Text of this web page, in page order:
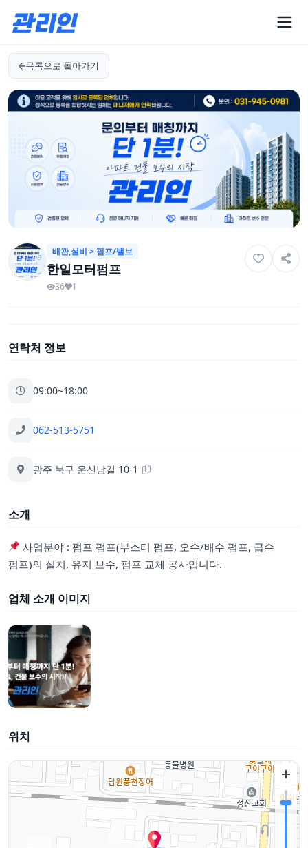
목록으로 돌아가기
배관,설비 > 펌프/밸브
한일모터펌프
36 1
연락처 정보
09:00~18:00
062-513-5751
광주 북구 운신남길 10-1
소개
사업분야 : 펌프 펌프(부스터 펌프, 오수/배수 펌프, 급수
펌프)의 설치, 유지 보수, 펌프 교체 공사입니다.
업체 소개 이미지
위치